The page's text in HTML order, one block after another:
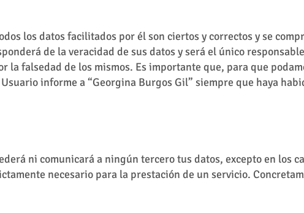
los datos facilitados por él son ciertos y correctos y se
de la veracidad de sus datos y será el único
falsedad de los mismos. Es importante que, para que
informe a “Georgina Burgos Gil” siempre que haya
ni comunicará a ningún tercero tus datos, excepto en los
necesario para la prestación de un servicio.